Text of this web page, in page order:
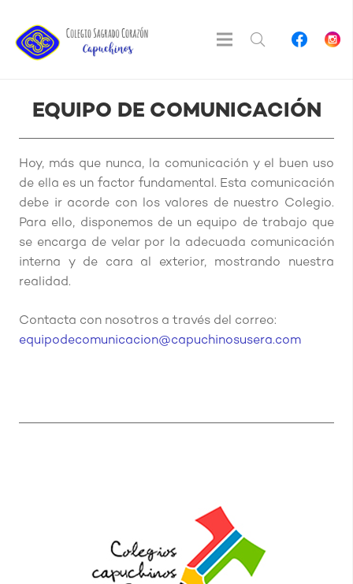
EQUIPO DE COMUNICACIÓN
Hoy, más que nunca, la comunicación y el buen uso
de ella es un factor fundamental. Esta comunicación
debe ir acorde con los valores de nuestro Colegio.
Para ello, disponemos de un equipo de trabajo que
se encarga de velar por la adecuada comunicación
interna y de cara al exterior, mostrando nuestra
realidad.
Contacta con nosotros a través del correo:
equipodecomunicacion@capuchinosusera.com